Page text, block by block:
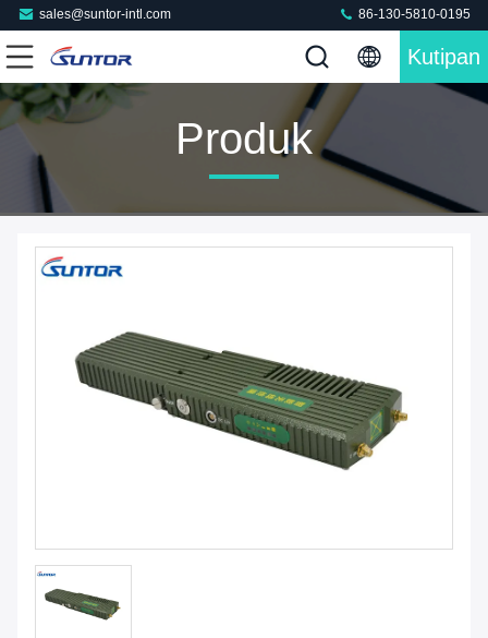
sales@suntor-intl.com 86-130-5810-0195
Kutipan
Produk